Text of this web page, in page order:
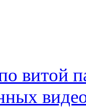
витой